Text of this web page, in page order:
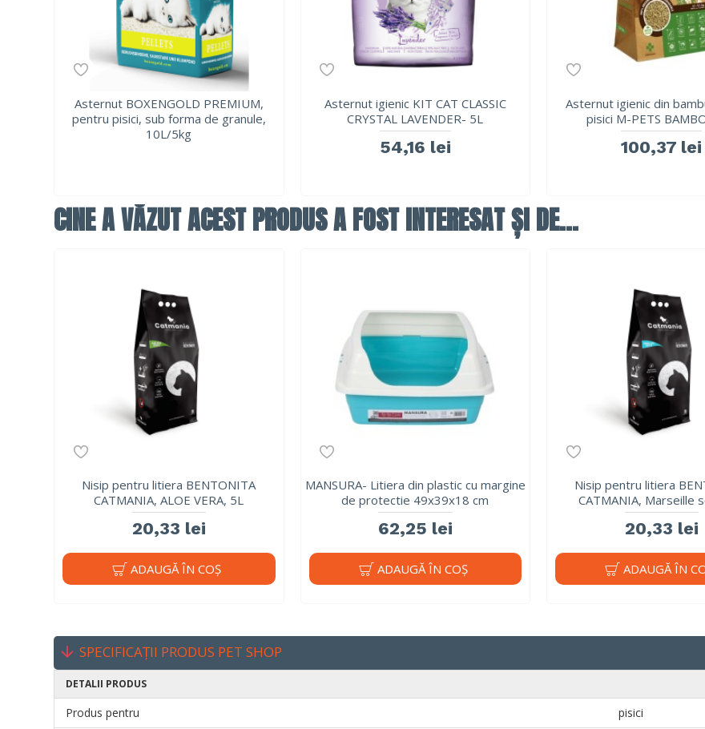
Asternut BOXENGOLD PREMIUM,
pentru pisici, sub forma de granule,
10L/5kg
Asternut igienic KIT CAT CLASSIC
CRYSTAL LAVENDER- 5L
54,16 lei
Asternut igienic din
pisici M-PETS
100,37 lei
CINE A VĂZUT ACEST PRODUS A FOST INTERESAT ȘI DE...
Nisip pentru litiera BENTONITA
CATMANIA, ALOE VERA, 5L
20,33 lei
ADAUGĂ ÎN COŞ
MANSURA- Litiera din plastic cu margine
de protectie 49x39x18 cm
62,25 lei
ADAUGĂ ÎN COŞ
Nisip pentru litiera
CATMANIA, Marseille
20,33 lei
ADAUGĂ ÎN
SPECIFICAȚII PRODUS PET SHOP
DETALII PRODUS
Produs pentru
pisici